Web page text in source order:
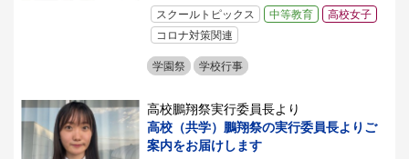
スクールトピックス 中等教育
高校女子
コロナ対策関連
学園祭 学校行事
高校鵬翔祭実行委員長より
高校（共学）鵬翔祭の実行委員長よりご
案内をお届けします